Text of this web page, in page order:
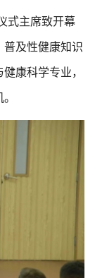
式主席致开幕
普及性健康知识
康科学专业，